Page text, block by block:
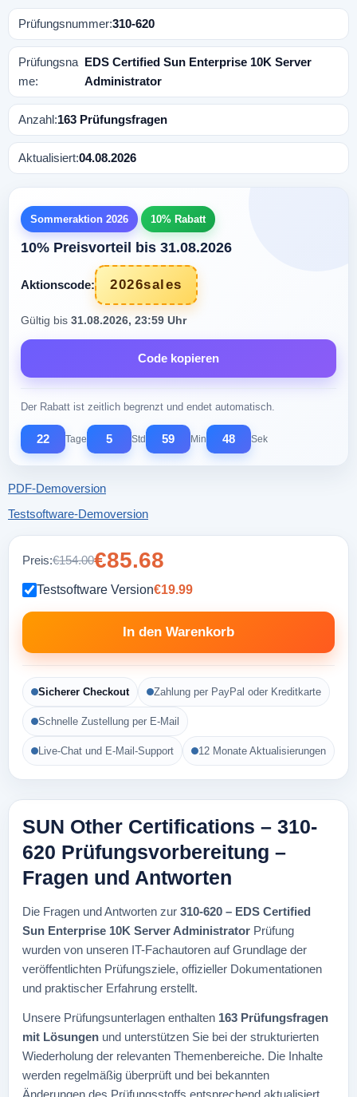
Prüfungsnummer:310-620
Prüfungsna
me:
EDS Certified Sun Enterprise 10K Server
Administrator
Anzahl:163 Prüfungsfragen
Aktualisiert:04.08.2026
Sommeraktion 2026 10% Rabatt
10% Preisvorteil bis 31.08.2026
Aktionscode: 2026sales
Gültig bis 31.08.2026, 23:59 Uhr
Code kopieren
Der Rabatt ist zeitlich begrenzt und endet automatisch.
22 Tage 5 Std 59 Min 47 Sek
PDF-Demoversion
Testsoftware-Demoversion
Preis:€154.00€85.68
Testsoftware Version€19.99
In den Warenkorb
Sicherer Checkout Zahlung per PayPal oder Kreditkarte
Schnelle Zustellung per E-Mail
Live-Chat und E-Mail-Support 12 Monate Aktualisierungen
SUN Other Certifications – 310-
620 Prüfungsvorbereitung –
Fragen und Antworten
Die Fragen und Antworten zur 310-620 – EDS Certified
Sun Enterprise 10K Server Administrator Prüfung
wurden von unseren IT-Fachautoren auf Grundlage der
veröffentlichten Prüfungsziele, offizieller Dokumentationen
und praktischer Erfahrung erstellt.
Unsere Prüfungsunterlagen enthalten 163 Prüfungsfragen
mit Lösungen und unterstützen Sie bei der strukturierten
Wiederholung der relevanten Themenbereiche. Die Inhalte
werden regelmäßig überprüft und bei bekannten
Änderungen des Prüfungsstoffs entsprechend aktualisiert.